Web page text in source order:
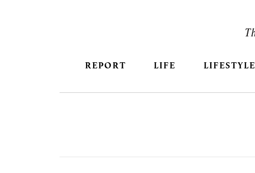
REPORT LIFE LIFESTYLE